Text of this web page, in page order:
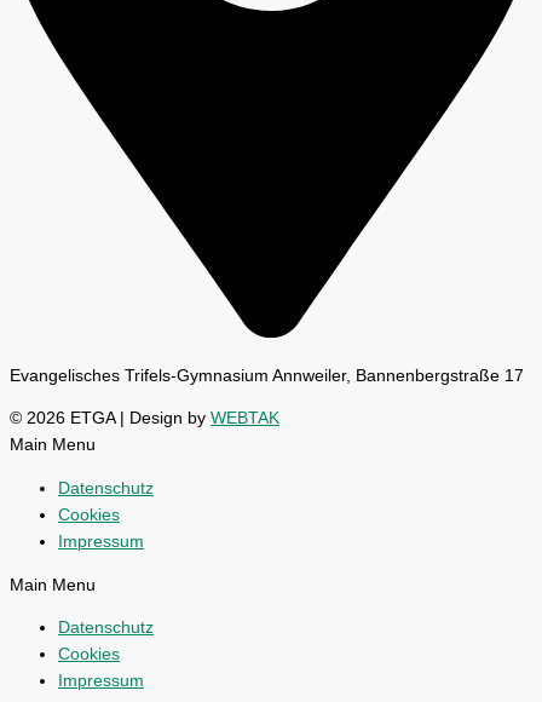
Evangelisches Trifels-Gymnasium Annweiler, Bannenbergstraße 17
© 2026 ETGA | Design by WEBTAK
Main Menu
Datenschutz
Cookies
Impressum
Main Menu
Datenschutz
Cookies
Impressum